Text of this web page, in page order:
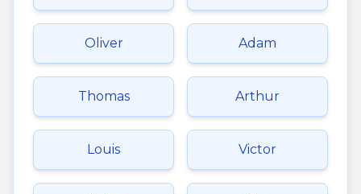
Oliver Adam
Thomas Arthur
Louis Victor